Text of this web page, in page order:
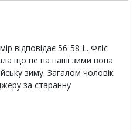
відповідає 56-58 L. Фліс
що не на наші зими вона
зиму. Загалом чоловік
за старанну